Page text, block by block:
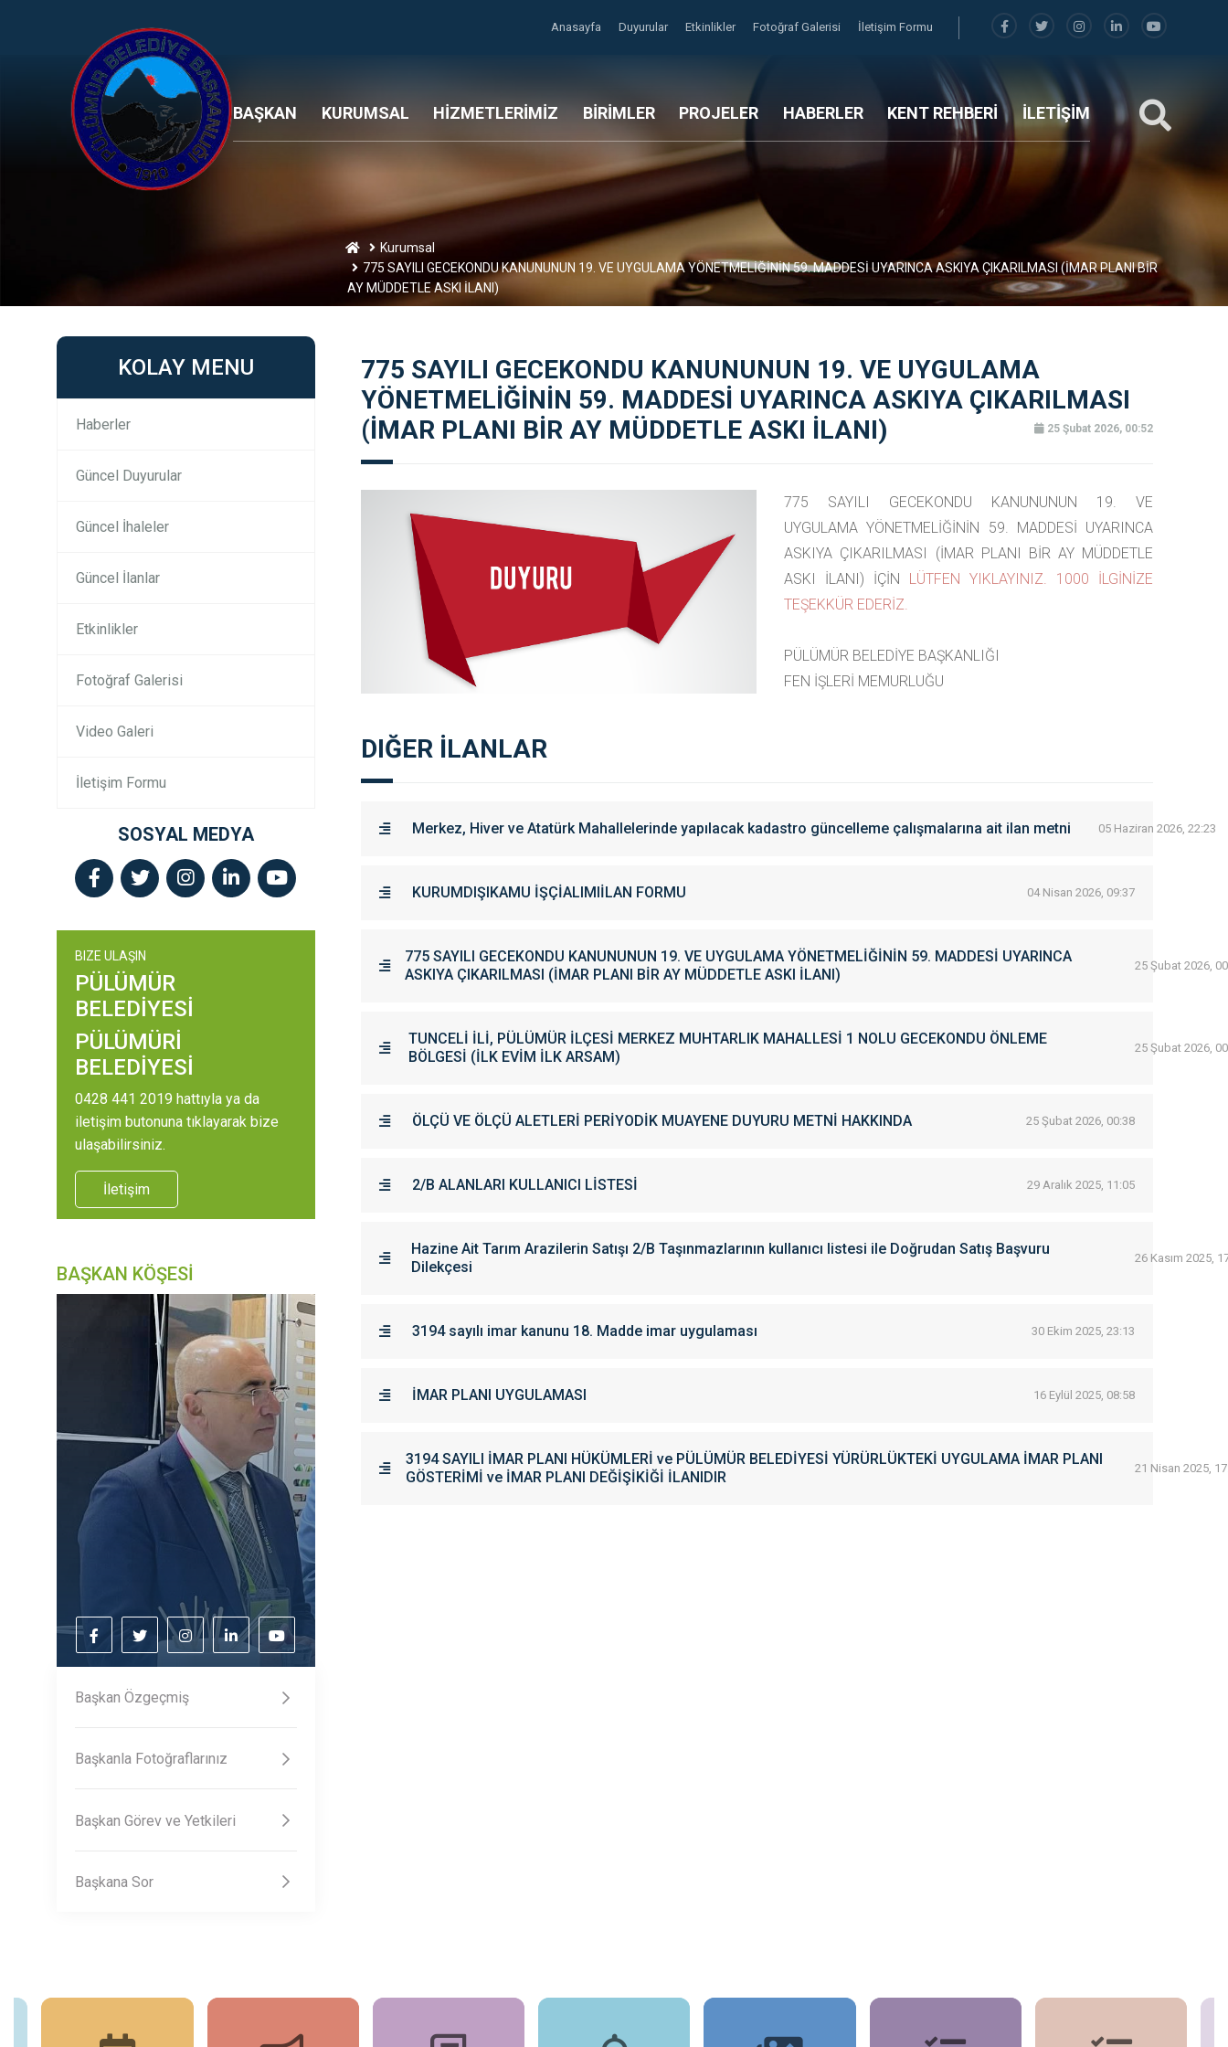
Anasayfa Duyurular Etkinlikler Fotoğraf Galerisi İletişim Formu
BAŞKAN KURUMSAL HİZMETLERİMİZ BİRİMLER PROJELER HABERLER KENT REHBERİ İLETİŞİM
Kurumsal
775 SAYILI GECEKONDU KANUNUNUN 19. VE UYGULAMA YÖNETMELİĞİNİN 59. MADDESİ UYARINCA ASKIYA ÇIKARILMASI (İMAR PLANI BİR
AY MÜDDETLE ASKI İLANI)
KOLAY MENU
Haberler
Güncel Duyurular
Güncel İhaleler
Güncel İlanlar
Etkinlikler
Fotoğraf Galerisi
Video Galeri
İletişim Formu
SOSYAL MEDYA
BIZE ULAŞIN
PÜLÜMÜR
BELEDİYESİ
PÜLÜMÜRİ
BELEDİYESİ
0428 441 2019 hattıyla ya da
iletişim butonuna tıklayarak bize
ulaşabilirsiniz.
İletişim
BAŞKAN KÖŞESİ
Başkan Özgeçmiş
Başkanla Fotoğraflarınız
Başkan Görev ve Yetkileri
Başkana Sor
775 SAYILI GECEKONDU KANUNUNUN 19. VE UYGULAMA
YÖNETMELİĞİNİN 59. MADDESİ UYARINCA ASKIYA ÇIKARILMASI
(İMAR PLANI BİR AY MÜDDETLE ASKI İLANI)
25 Şubat 2026, 00:52
775 SAYILI GECEKONDU KANUNUNUN 19. VE
UYGULAMA YÖNETMELİĞİNİN 59. MADDESİ UYARINCA
ASKIYA ÇIKARILMASI (İMAR PLANI BİR AY MÜDDETLE
ASKI İLANI) İÇİN LÜTFEN YIKLAYINIZ. 1000 İLGİNİZE
TEŞEKKÜR EDERİZ.
PÜLÜMÜR BELEDİYE BAŞKANLIĞI
FEN İŞLERİ MEMURLUĞU
DIĞER İLANLAR
Merkez, Hiver ve Atatürk Mahallelerinde yapılacak kadastro güncelleme çalışmalarına ait ilan metni 05 Haziran 2026, 22:23
KURUMDIŞIKAMU İŞÇİALIMIİLAN FORMU 04 Nisan 2026, 09:37
775 SAYILI GECEKONDU KANUNUNUN 19. VE UYGULAMA YÖNETMELİĞİNİN 59. MADDESİ UYARINCA
ASKIYA ÇIKARILMASI (İMAR PLANI BİR AY MÜDDETLE ASKI İLANI)
25 Şubat 2026,
TUNCELİ İLİ, PÜLÜMÜR İLÇESİ MERKEZ MUHTARLIK MAHALLESİ 1 NOLU GECEKONDU ÖNLEME
BÖLGESİ (İLK EVİM İLK ARSAM)
25 Şubat 2026,
ÖLÇÜ VE ÖLÇÜ ALETLERİ PERİYODİK MUAYENE DUYURU METNİ HAKKINDA 25 Şubat 2026, 00:38
2/B ALANLARI KULLANICI LİSTESİ 29 Aralık 2025, 11:05
Hazine Ait Tarım Arazilerin Satışı 2/B Taşınmazlarının kullanıcı listesi ile Doğrudan Satış Başvuru
Dilekçesi
26 Kasım 2025,
3194 sayılı imar kanunu 18. Madde imar uygulaması 30 Ekim 2025, 23:13
İMAR PLANI UYGULAMASI 16 Eylül 2025, 08:58
3194 SAYILI İMAR PLANI HÜKÜMLERİ ve PÜLÜMÜR BELEDİYESİ YÜRÜRLÜKTEKİ UYGULAMA İMAR PLANI
GÖSTERİMİ ve İMAR PLANI DEĞİŞİKİĞİ İLANIDIR
21 Nisan 2025,